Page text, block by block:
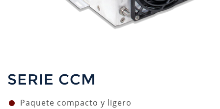
SERIE CCM
Paquete compacto y ligero